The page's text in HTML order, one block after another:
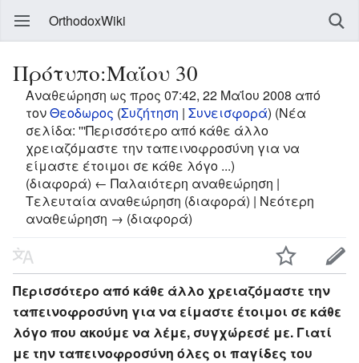
OrthodoxWiki
Πρότυπο:Μαΐου 30
Αναθεώρηση ως προς 07:42, 22 Μαΐου 2008 από
τονΘεοδωρος (Συζήτηση | Συνεισφορά) (Νέα
σελίδα: '''Περισσότερο από κάθε άλλο
χρειαζόμαστε την ταπεινοφροσύνη για να
είμαστε έτοιμοι σε κάθε λόγο ...)
(διαφορά) ← Παλαιότερη αναθεώρηση |
Τελευταία αναθεώρηση (διαφορά) | Νεότερη
αναθεώρηση → (διαφορά)
Περισσότερο από κάθε άλλο χρειαζόμαστε την
ταπεινοφροσύνη για να είμαστε έτοιμοι σε κάθε
λόγο που ακούμε να λέμε, συγχώρεσέ με. Γιατί
με την ταπεινοφροσύνη όλες οι παγίδες του